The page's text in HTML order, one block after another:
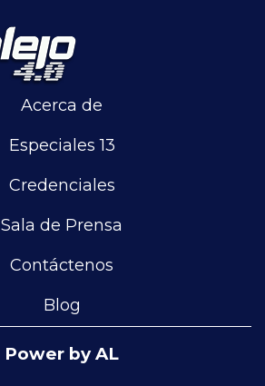
Acerca de
Especiales 13
Credenciales
Sala de Prensa
Contáctenos
Blog
Power by AL